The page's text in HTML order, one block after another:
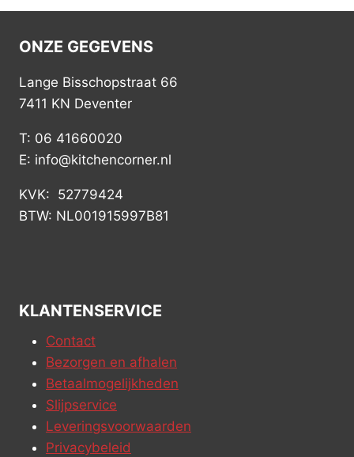
ONZE GEGEVENS
Lange Bisschopstraat 66
7411 KN Deventer
T: 06 41660020
E: info@kitchencorner.nl
KVK: 52779424
BTW: NL001915997B81
KLANTENSERVICE
Contact
Bezorgen en afhalen
Betaalmogelijkheden
Slijpservice
Leveringsvoorwaarden
Privacybeleid